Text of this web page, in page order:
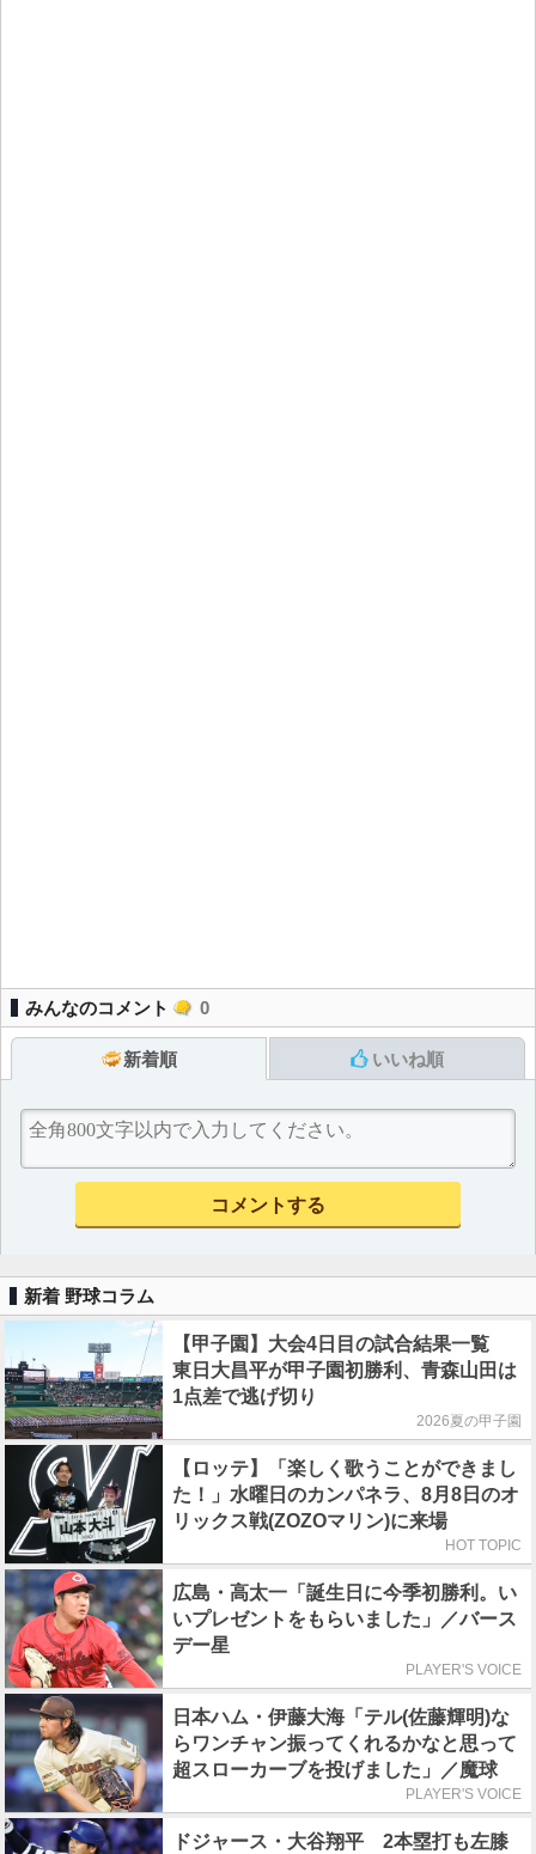
みんなのコメント 0
新着順 いいね順
新着 野球コラム
【甲子園】大会4日目の試合結果一覧
東日大昌平が甲子園初勝利、青森山田は
1点差で逃げ切り
2026夏の甲子園
【ロッテ】「楽しく歌うことができまし
た！」水曜日のカンパネラ、8月8日のオ
リックス戦(ZOZOマリン)に来場
HOT TOPIC
広島・高太一「誕生日に今季初勝利。い
いプレゼントをもらいました」／バース
デー星
PLAYER'S VOICE
日本ハム・伊藤大海「テル(佐藤輝明)な
らワンチャン振ってくれるかなと思って
超スローカーブを投げました」／魔球
PLAYER'S VOICE
ドジャース・大谷翔平 2本塁打も左膝